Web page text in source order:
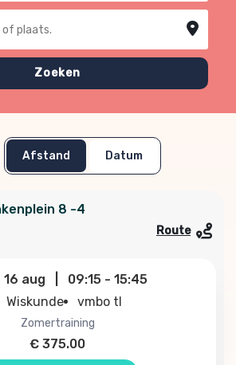
Zoeken
Afstand Datum
8 -4
Route
16 aug 09:15- 15:45
Wiskunde
vmbo tl
zomertraining
€ 375.00